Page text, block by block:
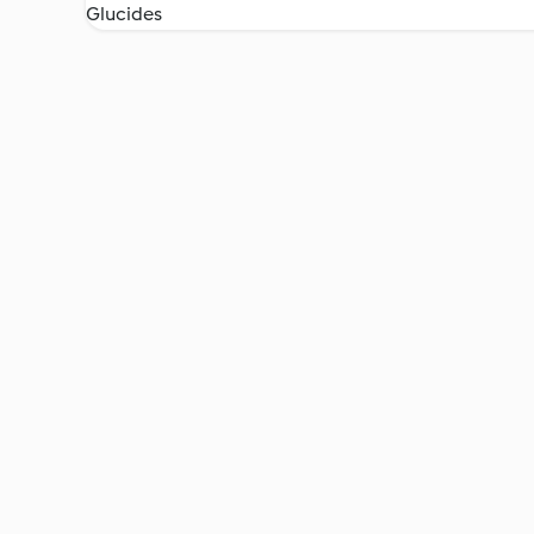
Glucides